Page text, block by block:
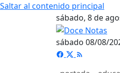
Saltar al contenido principal
sábado, 8 de
sábado 08/08/